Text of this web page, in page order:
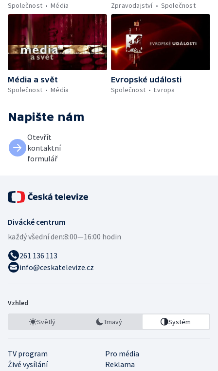
Společnost
Média
Zpravodajství
Společnost
Média a svět
Společnost
Média
Evropské události
Společnost
Evropa
Napište nám
Otevřít
kontaktní
formulář
Divácké centrum
každý všední den:8:00—16:00 hodin
261 136 113
info@ceskatelevize.cz
Vzhled
Světlý Tmavý Systém
TV program
Pro média
Živé vysílání
Reklama